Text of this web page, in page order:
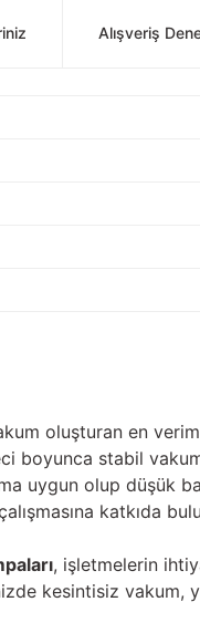
Alışveriş
oluşturan en
boyunca stabil
uygun olup düşük
katkıda
, işletmelerin
kesintisiz